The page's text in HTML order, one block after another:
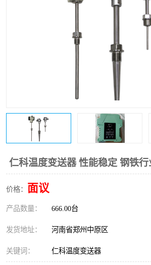
仁科温度变送器 性能稳定 钢铁
价格： 面议
产品数量： 666.00台
发货地址： 河南省郑州中原区
关键词： 仁科温度变送器
液位
流量仪表 加油